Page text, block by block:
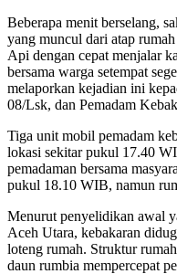
Beberapa menit berselang,
yang muncul dari atap
Api dengan cepat menjalar
bersama warga setempat
melaporkan kejadian ini
08/Lsk, dan Pemadam
Tiga unit mobil pemadam
lokasi sekitar pukul 17.40
pemadaman bersama
pukul 18.10 WIB, namun
Menurut penyelidikan awal
Aceh Utara, kebakaran
loteng rumah. Struktur
daun rumbia mempercepat